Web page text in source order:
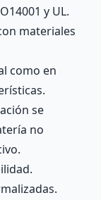
y UL.
materiales
como en
se
no